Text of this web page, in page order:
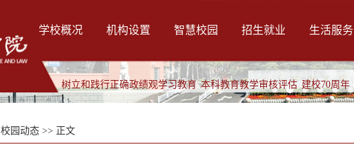
学校概况 机构设置 智慧校园 招生就业 生活服务
树立和践行正确政绩观学习教育 本科教育教学审核评估 建校70周年
校园动态 >> 正文